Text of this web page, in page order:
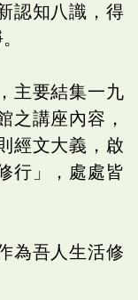
認知八識，得
主要結集一九
之講座內容，
經文大義，啟
行」，處處皆
為吾人生活修